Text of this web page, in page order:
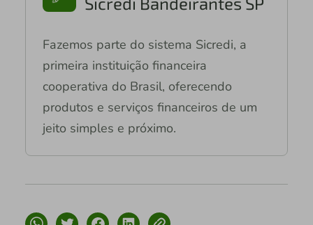
Fazemos parte do sistema Sicredi, a
primeira instituição financeira
cooperativa do Brasil, oferecendo
produtos e serviços financeiros de um
jeito simples e próximo.